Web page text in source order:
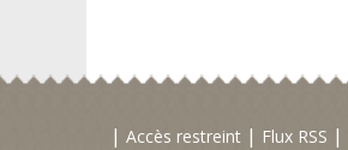
Accès restreint Flux RSS